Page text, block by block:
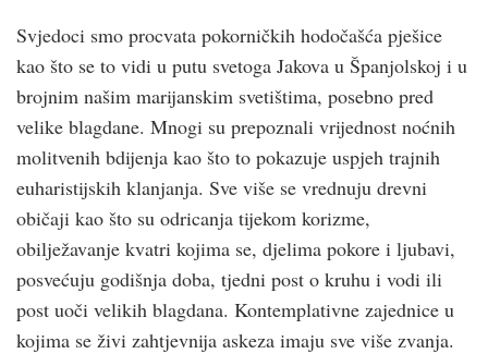
Svjedoci smo procvata pokorničkih hodočašća pješice
kao što se to vidi u putu svetoga Jakova u Španjolskoj i u
brojnim našim marijanskim svetištima, posebno pred
velike blagdane. Mnogi su prepoznali vrijednost noćnih
molitvenih bdijenja kao što to pokazuje uspjeh trajnih
euharistijskih klanjanja. Sve više se vrednuju drevni
običaji kao što su odricanja tijekom korizme,
obilježavanje kvatri kojima se, djelima pokore i ljubavi,
posvećuju godišnja doba, tjedni post o kruhu i vodi ili
post uoči velikih blagdana. Kontemplativne zajednice u
kojima se živi zahtjevnija askeza imaju sve više zvanja.